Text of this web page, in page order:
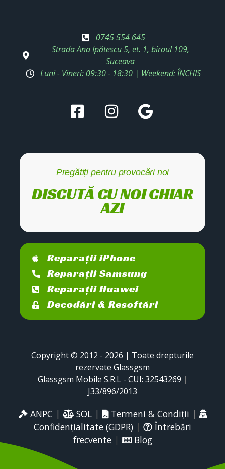
0745 554 645
Strada Ana Ipătescu 5, et. 1, biroul 109,
Suceava
Luni - Vineri: 09:30 - 18:30 | Weekend: ÎNCHIS
Pregătiți pentru provocări noi
DISCUTĂ CU NOI CHIAR
AZI
Reparații iPhone
Reparații Samsung
Reparații Huawei
Decodări & Resoftări
Copyright © 2012 - 2026 | Toate drepturile
rezervate Glassgsm
Glassgsm Mobile S.R.L - CUI: 32543269 |
J33/896/2013
ANPC | SOL| Termeni & Condiții |
Confidențialitate (GDPR) |
Întrebări
frecvente| Blog